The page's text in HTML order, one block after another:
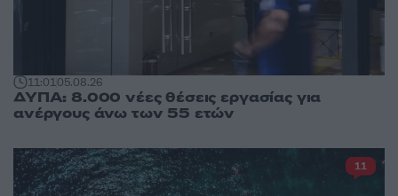
11:0105.08.26
ΔΥΠΑ: 8.000 νέες θέσεις εργασίας για
ανέργους άνω των 55 ετών
11